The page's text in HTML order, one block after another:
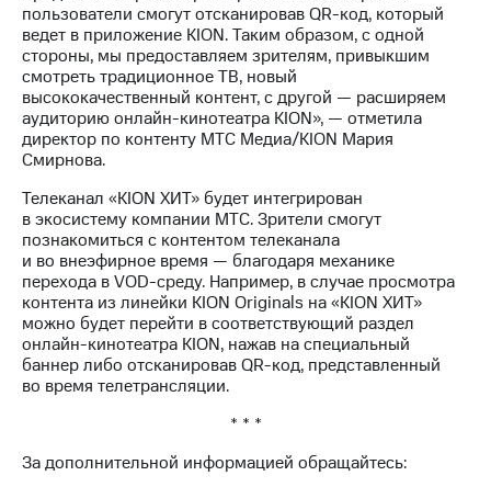
Порядок
выкупа
акций
Дивиденды
Рынок
облигаций
Описание
Уведомление
о
погашении
именных
облигаций
Другое
Регистратор
Реквизиты
Контакты
пользователи смогут отсканировав QR-код, который
ведет в приложение KION. Таким образом, с одной
стороны, мы предоставляем зрителям, привыкшим
смотреть традиционное ТВ, новый
высококачественный контент, с другой — расширяем
аудиторию онлайн-кинотеатра KION», — отметила
директор по контенту МТС Медиа/KION Мария
Смирнова.
Телеканал «KION ХИТ» будет интегрирован
в экосистему компании МТС. Зрители смогут
познакомиться с контентом телеканала
и во внеэфирное время — благодаря механике
перехода в VOD-среду. Например, в случае просмотра
контента из линейки KION Originals на «KION ХИТ»
можно будет перейти в соответствующий раздел
онлайн-кинотеатра KION, нажав на специальный
баннер либо отсканировав QR-код, представленный
во время телетрансляции.
* * *
За дополнительной информацией обращайтесь: